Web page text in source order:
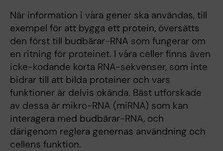
När information i våra gener ska användas, till
exempel för att bygga ett protein, översätts
den först till budbärar-RNA som fungerar om
en ritning för proteinet. I våra celler finns även
icke-kodande korta RNA-sekvenser, som inte
bidrar till att bilda proteiner och vars
funktioner är delvis okända. Bäst utforskade
av dessa är mikro-RNA (miRNA) som kan
interagera med budbärar-RNA, och
därigenom reglera genernas användning och
cellens funktion.